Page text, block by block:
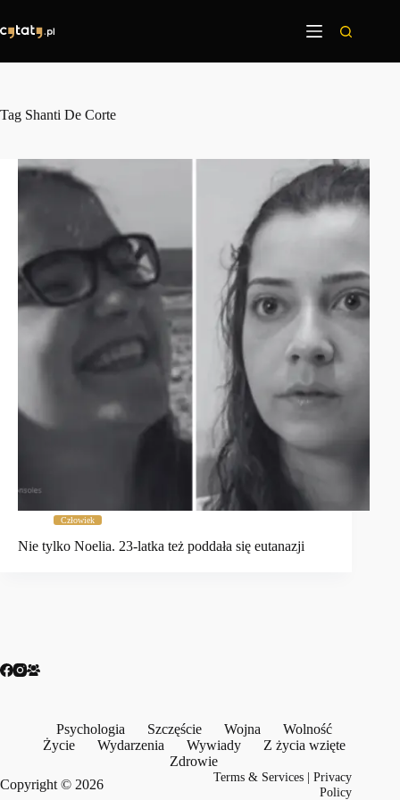
treści
Tag Shanti De Corte
Człowiek
Nie tylko Noelia. 23-latka też poddała się eutanazji
Psychologia Szczęście Wojna
Wolność
Życie
Wydarzenia Wywiady
Z życia wzięte
Zdrowie
Copyright © 2026
Terms & Services |Privacy
Policy